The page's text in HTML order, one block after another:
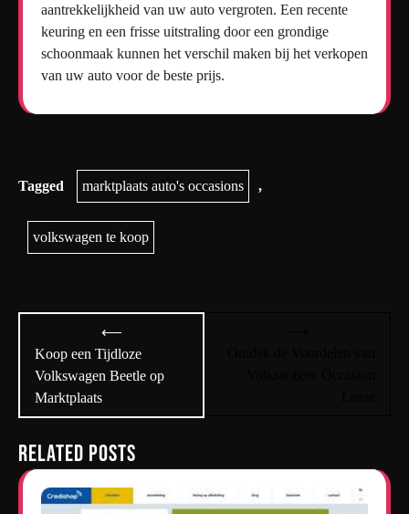
aantrekkelijkheid van uw auto vergroten. Een recente
keuring en een frisse uitstraling door een grondige
schoonmaak kunnen het verschil maken bij het verkopen
van uw auto voor de beste prijs.
Tagged marktplaats auto's occasions ,
volkswagen te koop
navigatie
⟵
Koop een Tijdloze
Volkswagen Beetle op
Marktplaats
Related Posts